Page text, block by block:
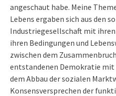
angeschaut habe. Meine
Lebens ergaben sich aus den
Industriegesellschaft mit
ihren Bedingungen und
zwischen dem
entstandenen Demokratie
dem Abbau der sozialen
Konsensversprechen der